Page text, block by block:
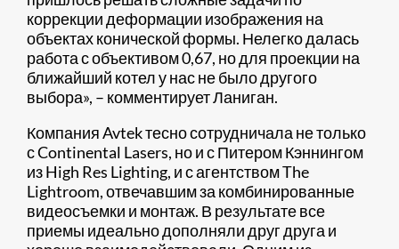
коррекции деформации изображения на
объектах конической формы. Нелегко далась
работа с объективом 0,67, но для проекции на
ближайший котел у нас не было другого
выбора», – комментирует Ланиган.
Компания Avtek тесно сотрудничала не только
с Continental Lasers, но и с Питером Кэннингом
из High Res Lighting, и с агентством The
Lightroom, отвечавшим за комбинированные
видеосъемки и монтаж. В результате все
приемы идеально дополняли друг друга и